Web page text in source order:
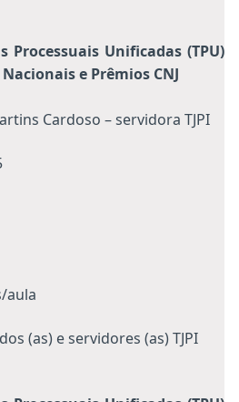
Processuais Unificadas (TPU)
e Prêmios CNJ
Cardoso – servidora TJPI
aula
(as) e servidores (as) TJPI